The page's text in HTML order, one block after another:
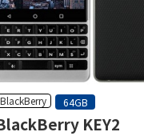
BlackBerry 64GB
KEY2